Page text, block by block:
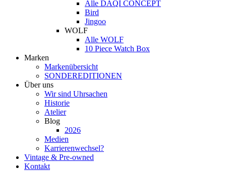
Alle DAQI CONCEPT
Bird
Jingoo
WOLF
Alle WOLF
10 Piece Watch Box
Marken
Markenübersicht
SONDEREDITIONEN
Über uns
Wir sind Uhrsachen
Historie
Atelier
Blog
2026
Medien
Karrierenwechsel?
Vintage & Pre-owned
Kontakt